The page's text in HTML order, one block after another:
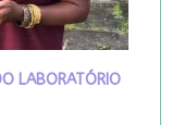
LABORATÓRIO